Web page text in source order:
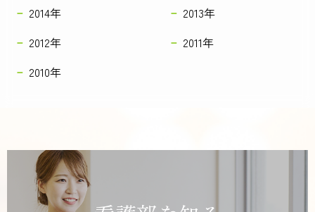
2014年
2013年
2012年
2011年
2010年